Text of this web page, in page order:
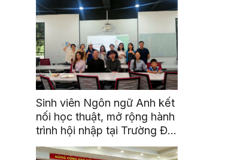
Sinh viên Ngôn ngữ Anh kết
nối học thuật, mở rộng hành
trình hội nhập tại Trường Đại
học Quốc gia Malaysia